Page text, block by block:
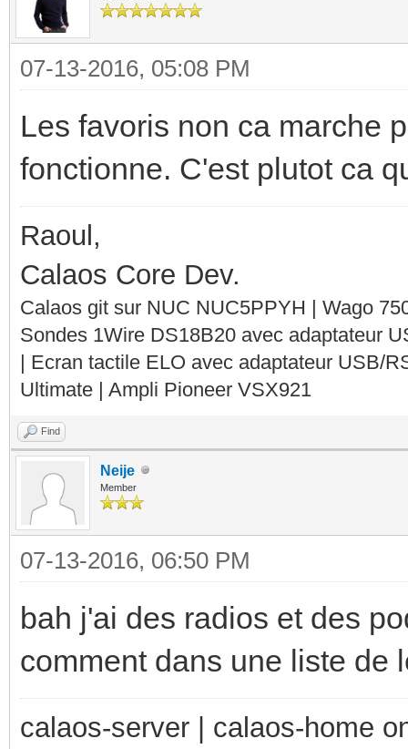
07-13-2016, 05:08 PM
Les favoris non ca marche
fonctionne. C'est plutot ca
Raoul,
Calaos Core Dev.
Calaos git sur NUC NUC5PPYH | Wago
Sondes 1Wire DS18B20 avec adaptateur
| Ecran tactile ELO avec adaptateur USB/
Ultimate | Ampli Pioneer VSX921
Find
Neije
Member
07-13-2016, 06:50 PM
bah j'ai des radios et des
comment dans une liste de
calaos-server | calaos-home